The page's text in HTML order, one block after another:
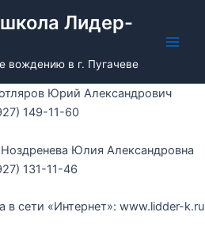
Лидер-
вождению в г. Пугачеве
Юрий Александрович
149-11-60
Ноздренева Юлия Александровна
131-11-46
в сети «Интернет»: www.lidder-k.ru